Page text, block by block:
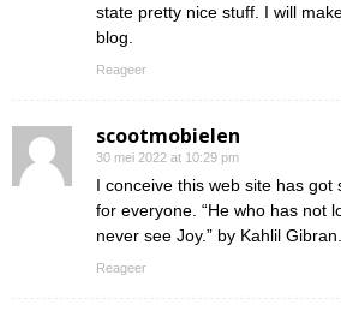
state pretty nice stuff. I will
blog.
Reageer
scootmobielen
30 mei 2022 at 10:29 pm
I conceive this web site has got
for everyone. “He who has not
never see Joy.” by Kahlil Gibran.
Reageer